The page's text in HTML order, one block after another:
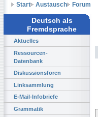
Start
Austausch Forum
Deutsch als
Fremdsprache
Aktuelles
Ressourcen-
Datenbank
Diskussionsforen
Linksammlung
E-Mail-Infobriefe
Grammatik